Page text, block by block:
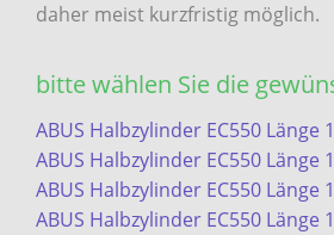
daher meist kurzfristig möglich.
bitte wählen Sie die
ABUS Halbzylinder EC550 Länge
ABUS Halbzylinder EC550 Länge
ABUS Halbzylinder EC550 Länge
ABUS Halbzylinder EC550 Länge